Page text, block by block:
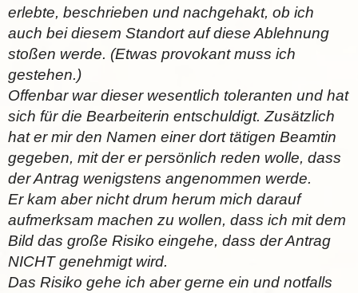
erlebte, beschrieben und nachgehakt, ob ich
auch bei diesem Standort auf diese Ablehnung
stoßen werde. (Etwas provokant muss ich
gestehen.)
Offenbar war dieser wesentlich toleranten und hat
sich für die Bearbeiterin entschuldigt. Zusätzlich
hat er mir den Namen einer dort tätigen Beamtin
gegeben, mit der er persönlich reden wolle, dass
der Antrag wenigstens angenommen werde.
Er kam aber nicht drum herum mich darauf
aufmerksam machen zu wollen, dass ich mit dem
Bild das große Risiko eingehe, dass der Antrag
NICHT genehmigt wird.
Das Risiko gehe ich aber gerne ein und notfalls